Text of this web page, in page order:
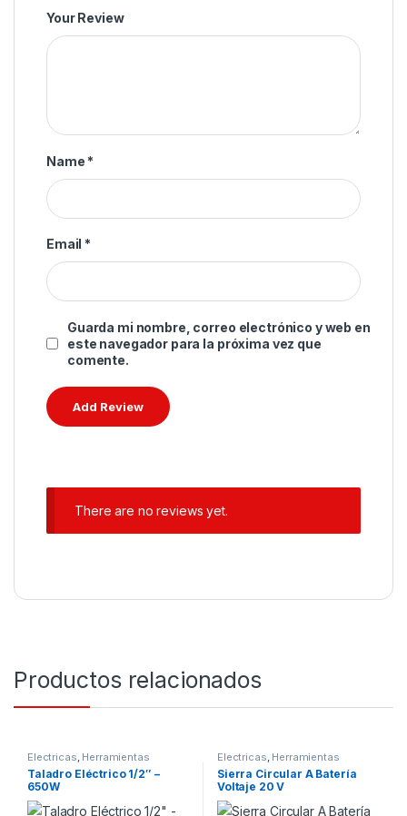
Your Review
Name *
Email *
Guarda mi nombre, correo electrónico y web en
este navegador para la próxima vez que
comente.
There are no reviews yet.
Productos relacionados
Electricas Herramientas
Taladro Eléctrico 1/2″ –
650W
Electricas Herramientas
Sierra Circular A Batería
Voltaje 20 V